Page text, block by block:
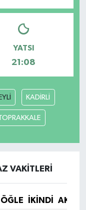
YATSI
21:08
KADİRLİ
VAKITLERI
ÖĞLE İKINDI